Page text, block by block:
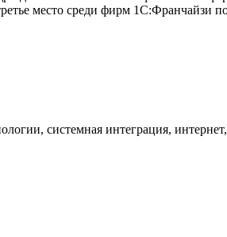
место среди фирм
системная интеграция,